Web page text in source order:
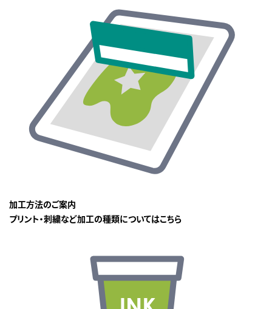
加工方法のご案内
プリント・刺繍など加工の種類についてはこちら